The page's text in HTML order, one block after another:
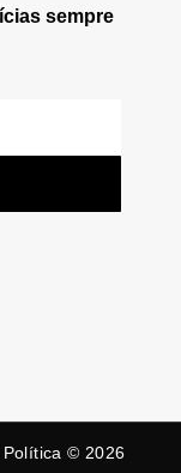
sempre
© 2026